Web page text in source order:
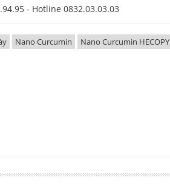
- Hotline 0832.03.03.03
Nano Curcumin Nano Curcumin HECOPY